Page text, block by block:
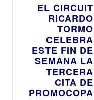
EL CIRCUIT
RICARDO
TORMO
CELEBRA
ESTE FIN DE
SEMANA LA
TERCERA
CITA DE
PROMOCOPA